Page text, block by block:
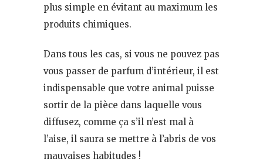
plus simple en évitant au maximum les
produits chimiques.
Dans tous les cas, si vous ne pouvez pas
vous passer de parfum d’intérieur, il est
indispensable que votre animal puisse
sortir de la pièce dans laquelle vous
diffusez, comme ça s’il n’est mal à
l’aise, il saura se mettre à l’abris de vos
mauvaises habitudes !